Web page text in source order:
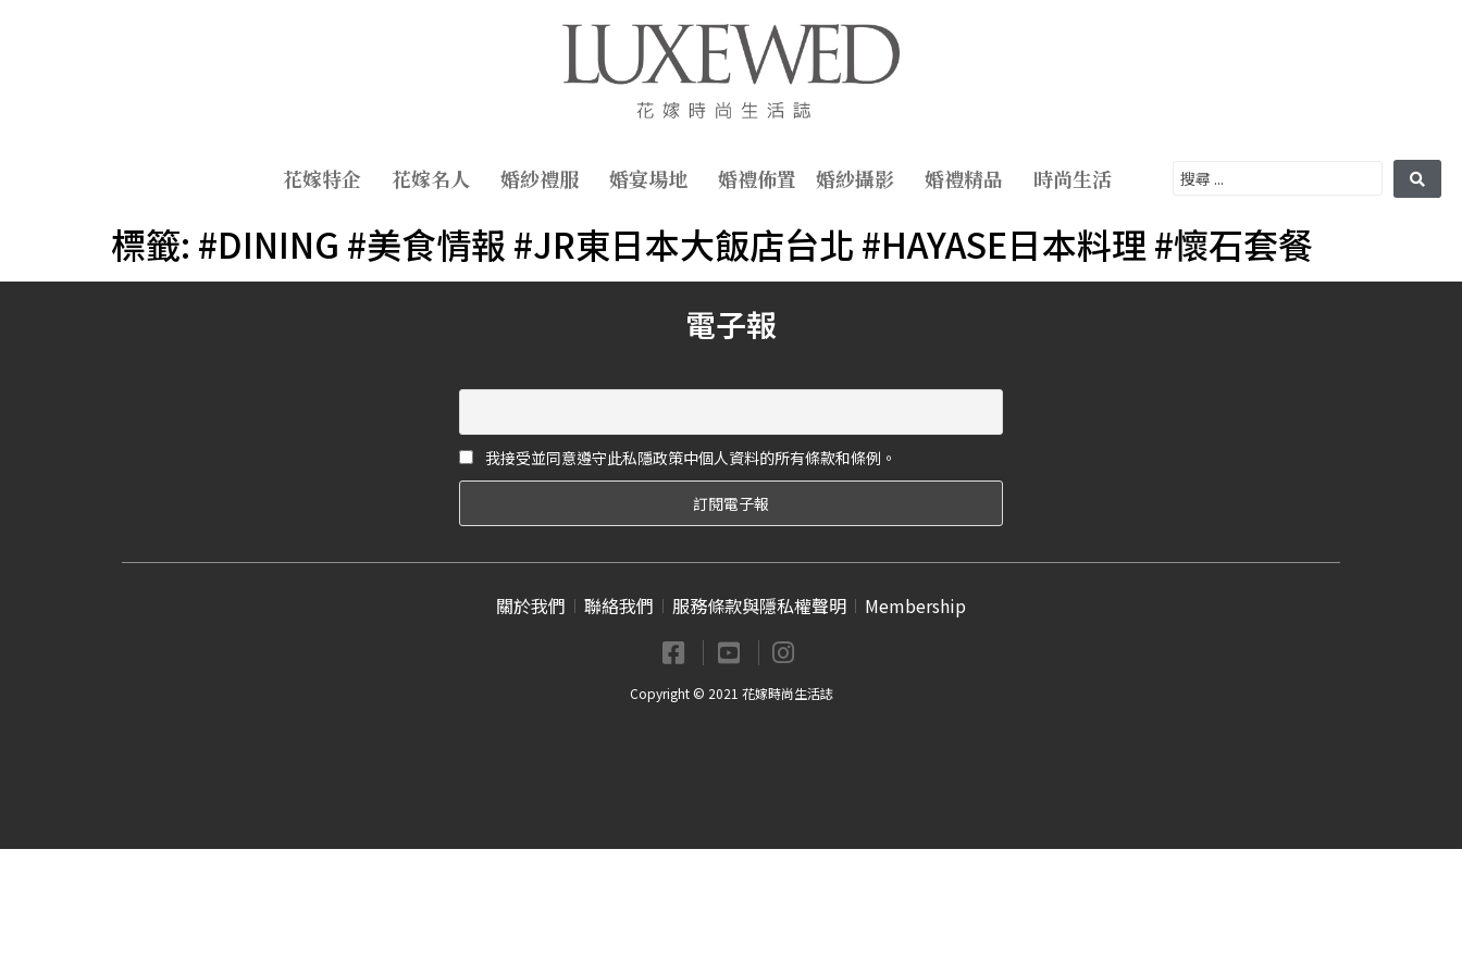
花嫁特企 花嫁名人 婚紗禮服 婚宴場地 婚禮佈置 婚紗攝影 婚禮精品 時尚生活
標籤: #DINING #美食情報 #JR東日本大飯店台北 #HAYASE日本料理 #懷石套餐
電子報
我接受並同意遵守此私隱政策中個人資料的所有條款和條例。
關於我們 聯絡我們 服務條款與隱私權聲明 Membership
Copyright © 2021 花嫁時尚生活誌